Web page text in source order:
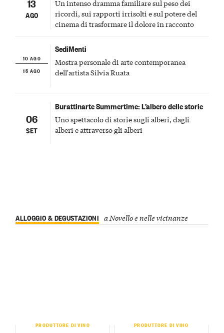
13
AGO
Un intenso dramma familiare sul peso dei
ricordi, sui rapporti irrisolti e sul potere del
cinema di trasformare il dolore in racconto
10 AGO
15 AGO
SediMenti
Mostra personale di arte contemporanea
dell'artista Silvia Ruata
06
SET
Burattinarte Summertime: L’albero delle storie
Uno spettacolo di storie sugli alberi, dagli
alberi e attraverso gli alberi
ALLOGGIO & DEGUSTAZIONI a Novello e nelle vicinanze
PRODUTTORE DI VINO PRODUTTORE DI VINO